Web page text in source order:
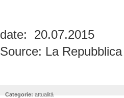
date: 20.07.2015
Source: La
Categorie: attualità